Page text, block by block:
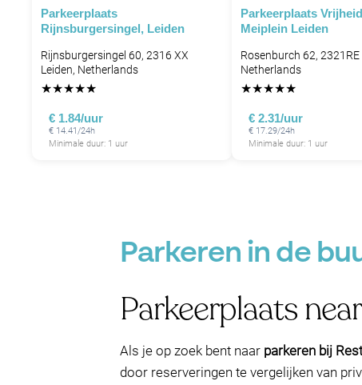
Parkeerplaats
Rijnsburgersingel, Leiden
Rijnsburgersingel 60, 2316 XX
Leiden, Netherlands
★★★★★
€ 1.84/uur
€ 14.41/24h
Minimale duur: 1 uur
Parkeerplaats
Meiplein Leiden
Rosenburch 62, 2321RE
Netherlands
★★★★★
€ 2.31/uur
€ 17.29/24h
Minimale duur: 1 uur
Parkeren in de
Parkeerplaats
Als je op zoek bent naar parkeren bij
door reserveringen te vergelijken van